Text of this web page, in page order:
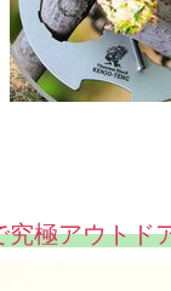
究極アウトド